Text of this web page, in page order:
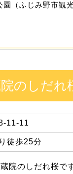
（ふじみ野市観光
のしだれ
11-11
徒歩25分
院のしだれ桜で